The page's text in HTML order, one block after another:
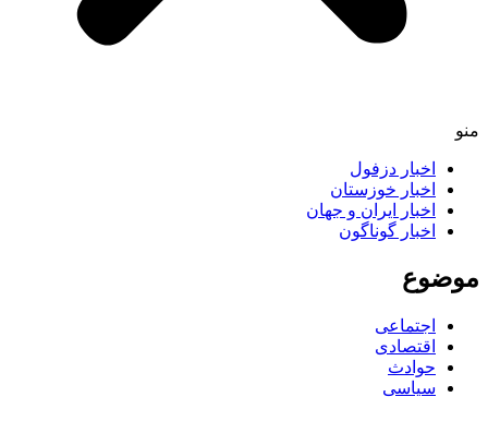
اخبار دزفول
اخبار خوزستان
اخبار ایران و جهان
اخبار گوناگون
اجتماعی
اقتصادی
حوادث
سیاسی